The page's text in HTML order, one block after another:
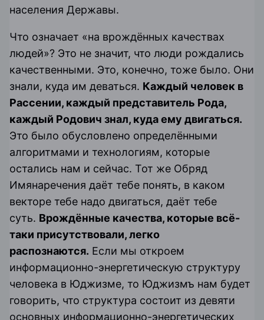
населения Державы.
Что означает «на врождённых качествах
людей»? Это не значит, что люди рождались
качественными. Это, конечно, тоже было. Они
знали, куда им деваться. Каждый человек в
Рассении, каждый представитель Рода,
каждый Родович знал, куда ему двигаться.
Это было обусловлено определёнными
алгоритмами и технологиям, которые
остались нам и сейчас. Тот же Обряд
Имянаречения даёт тебе понять, в каком
векторе тебе надо двигаться, даёт тебе
суть. Врождённые качества, которые всё-
таки присутствовали, легко
распознаются. Если мы откроем
информационно-энергетическую структуру
человека в Юджизме, то Юджизмъ нам будет
говорить, что структура состоит из девяти
основных информационно-энергетических